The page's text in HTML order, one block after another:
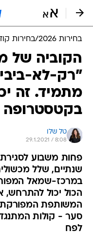
בחירות 2026 /בחירות
הקוביה של
"רק-לא-
מתמיד. זה
בקטסטרופה
טל שלו
29.1.2021 / 8:08
פחות משבוע לסגירת
שנתיים, שלל
במרכז-שמאל
הכול יכול להתרחש,
המשותפת
סער - קולות
לפח